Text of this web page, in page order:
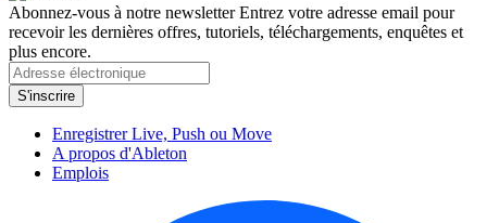
Abonnez-vous à notre newsletterEntrez votre adresse email pour
recevoir les dernières offres, tutoriels, téléchargements, enquêtes et
plus encore.
Enregistrer Live, Push ou Move
A propos d'Ableton
Emplois